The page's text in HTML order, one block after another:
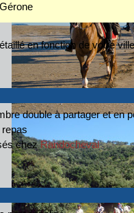
en fonction de votre
double à partager et en
chezRandocheval